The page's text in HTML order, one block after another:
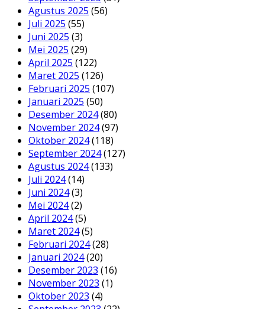
Agustus 2025 (56)
Juli 2025 (55)
Juni 2025 (3)
Mei 2025 (29)
April 2025 (122)
Maret 2025 (126)
Februari 2025 (107)
Januari 2025 (50)
Desember 2024(80)
November 2024(97)
Oktober 2024(118)
September 2024(127)
Agustus 2024(133)
Juli 2024(14)
Juni 2024(3)
Mei 2024(2)
April 2024(5)
Maret 2024(5)
Februari 2024(28)
Januari 2024(20)
Desember 2023 (16)
November 2023 (1)
Oktober 2023 (4)